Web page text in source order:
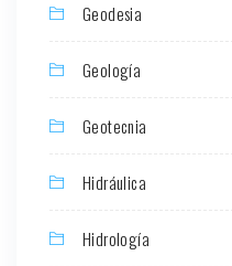
Geodesia
Geología
Geotecnia
Hidráulica
Hidrología